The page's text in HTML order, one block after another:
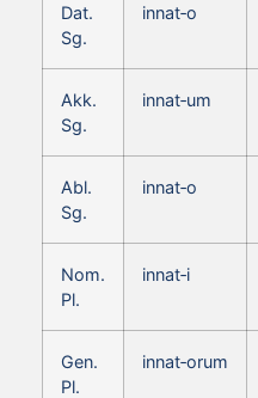
Dat.
Sg.
innat‑o
Akk.
Sg.
innat‑um
Abl.
Sg.
innat‑o
Nom.
Pl.
innat‑i
Gen.
Pl.
innat‑orum